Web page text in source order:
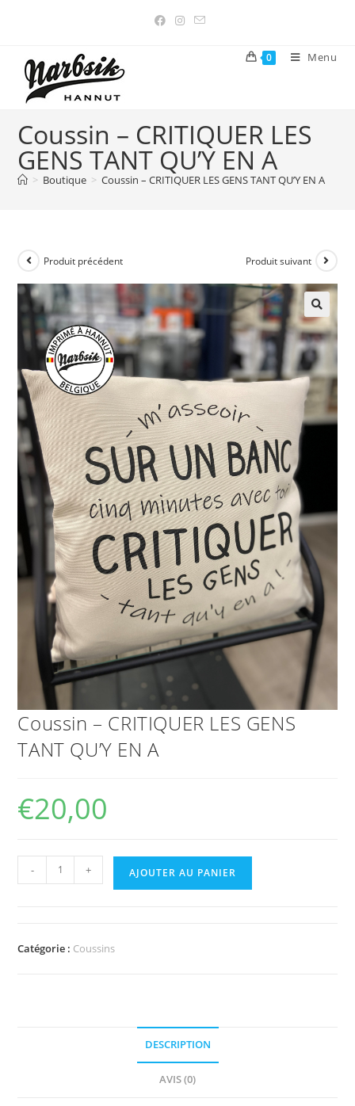
0 Menu
Coussin – CRITIQUER LES
GENS TANT QU’Y EN A
> Boutique > Coussin – CRITIQUER LES GENS TANT QU’Y EN A
Produit précédent Produit suivant
Coussin – CRITIQUER LES GENS
TANT QU’Y EN A
€20,00
- + AJOUTER AU PANIER
Catégorie : Coussins
DESCRIPTION
AVIS (0)